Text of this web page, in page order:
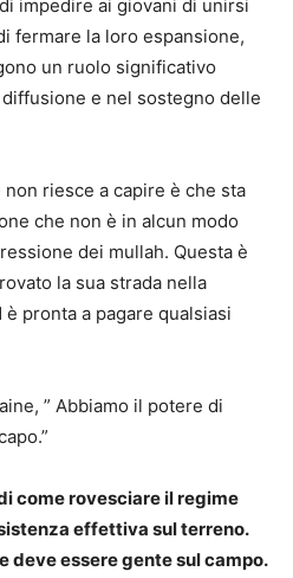
impedire ai giovani di unirsi
fermare la loro espansione,
un ruolo significativo
e nel sostegno delle
riesce a capire è che sta
che non è in alcun modo
dei mullah. Questa è
la sua strada nella
pronta a pagare qualsiasi
” Abbiamo il potere di
come rovesciare il regime
effettiva sul terreno.
deve essere gente sul campo.